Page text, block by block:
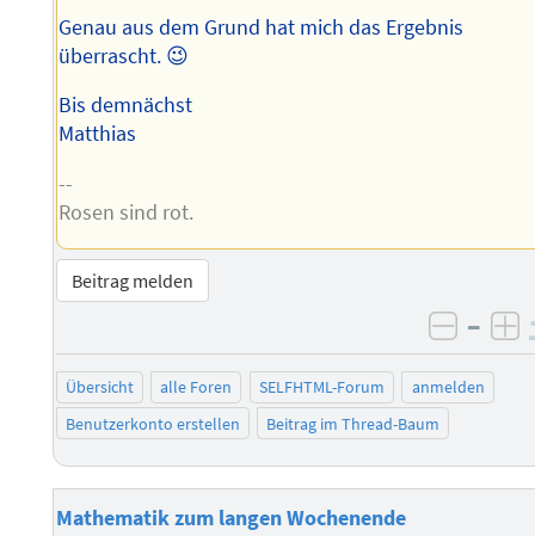
Genau aus dem Grund hat mich das Ergebnis
überrascht. 😉
Bis demnächst
Matthias
--
Rosen sind rot.
Beitrag melden
–
Übersicht alle Foren SELFHTML-Forum
anmelden
Benutzerkonto erstellen
Beitrag im Thread-Baum
Mathematik zum langen Wochenende